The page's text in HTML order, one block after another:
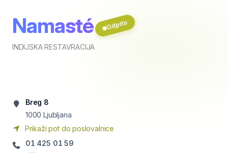
Namasté
INDIJSKA RESTAVRACIJA
Odprto
Breg 8
1000 Ljubljana
Prikaži pot do poslovalnice
01 425 01 59